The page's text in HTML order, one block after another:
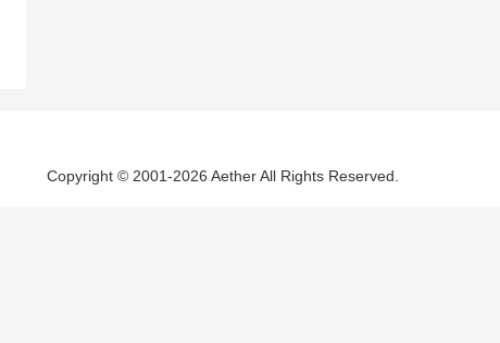
Copyright © 2001-2026 Aether All Rights Reserved.